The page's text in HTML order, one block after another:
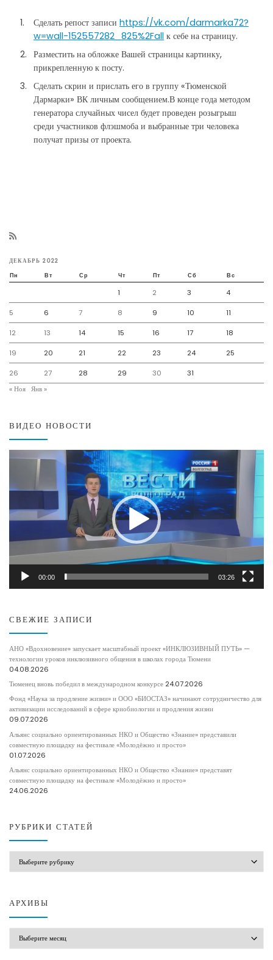
Сделать репост записи https://vk.com/darmarka72?
w=wall-152557282_825%2Fall к себе на страницу.
Разместить на обложке Вашей страницы картинку,
прикрепленную к посту.
Сделать скрин и прислать его в группу «Тюменской
Дармарки» ВК личным сообщением.В конце года методом
генератора случайных чисел будет проведен розыгрыш
среди участников флэшмоба и выбранные три человека
получат призы от проекта.
ДЕКАБРЬ 2022
Пн Вт Ср Чт Пт Сб Вс
1 2 3 4
5 6 7 8 9 10 11
12 13 14 15 16 17 18
19 20 21 22 23 24 25
26 27 28 29 30
31
« Ноя Янв »
ВИДЕО НОВОСТИ
00:00 03:26
СВЕЖИЕ ЗАПИСИ
АНО «Вдохновение» запускает масштабный проект «ИНКЛЮЗИВНЫЙ ПУТЬ» —
технологии уроков инклюзивного общения в школах города Тюмени
04.08.2026
Тюменец вновь победил в международном конкурсе 24.07.2026
Фонд «Наука за продление жизни» и ООО «БИОСТАЗ» начинают сотрудничество для
активизации исследований в сфере криобиологии и продления жизни
09.07.2026
Альянс социально ориентированных НКО и Общество «Знание» представили
совместную площадку на фестивале «Молодёжно и просто»
01.07.2026
Альянс социально ориентированных НКО и Общество «Знание» представят
совместную площадку на фестивале «Молодёжно и просто»
24.06.2026
РУБРИКИ СТАТЕЙ
АРХИВЫ